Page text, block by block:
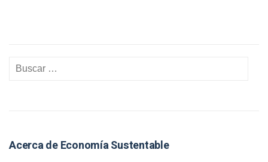
Acerca de Economía Sustentable